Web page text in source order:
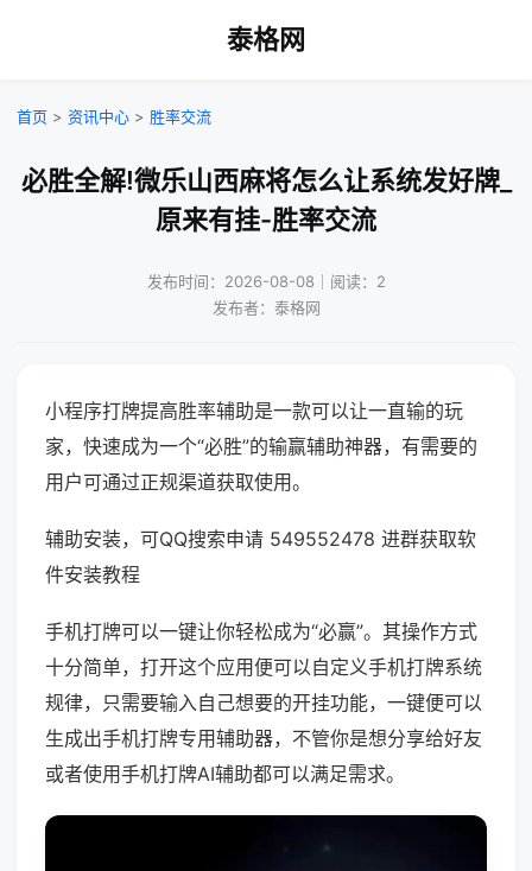
泰格网
首页 > 资讯中心 > 胜率交流
必胜全解!微乐山西麻将怎么让系统发好牌_
原来有挂-胜率交流
发布时间：2026-08-08｜阅读：2
发布者：泰格网
小程序打牌提高胜率辅助是一款可以让一直输的玩
家，快速成为一个“必胜”的输赢辅助神器，有需要的
用户可通过正规渠道获取使用。
辅助安装，可QQ搜索申请 549552478 进群获取软
件安装教程
手机打牌可以一键让你轻松成为“必赢”。其操作方式
十分简单，打开这个应用便可以自定义手机打牌系统
规律，只需要输入自己想要的开挂功能，一键便可以
生成出手机打牌专用辅助器，不管你是想分享给好友
或者使用手机打牌AI辅助都可以满足需求。